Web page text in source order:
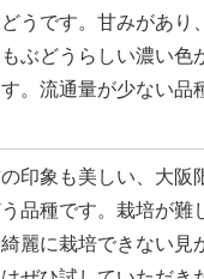
うです。甘みがあり
もぶどうらしい濃い色
。流通量が少ない品
印象も美しい、大阪
品種です。栽培が難
麗に栽培できない見